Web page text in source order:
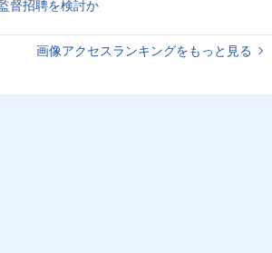
督招聘を検討か
画像アクセスランキングをもっと見る